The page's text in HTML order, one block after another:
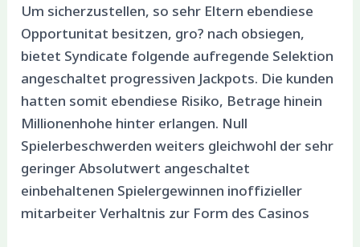
Um sicherzustellen, so sehr Eltern ebendiese
Opportunitat besitzen, gro? nach obsiegen,
bietet Syndicate folgende aufregende Selektion
angeschaltet progressiven Jackpots. Die kunden
hatten somit ebendiese Risiko, Betrage hinein
Millionenhohe hinter erlangen. Null
Spielerbeschwerden weiters gleichwohl der sehr
geringer Absolutwert angeschaltet
einbehaltenen Spielergewinnen inoffizieller
mitarbeiter Verhaltnis zur Form des Casinos